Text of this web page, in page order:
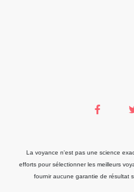
La voyance n'est pas une science
efforts pour sélectionner les meilleurs
fournir aucune garantie de résultat